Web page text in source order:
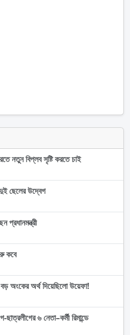
নতুন বিপ্লব সৃষ্টি করতে চাই
ছেলের উদ্বেগ
প্রধানমন্ত্রী
কবে
অংকের অর্থ দিয়েছিলো উয়েফা!
ছাত্রলীগের ৬ নেতা–কর্মী রিমান্ডে